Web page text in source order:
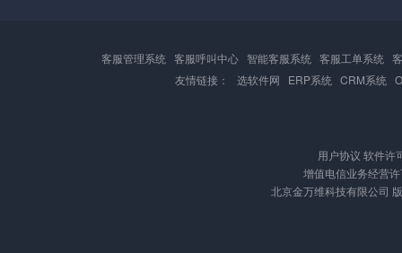
客服管理系统 客服呼叫中心 智能客服系统 客服工单系统
友情链接：
选软件网 ERP系统 CRM系统
用户协议 软件许
增值电信业务经营
北京金万维科技有限公司